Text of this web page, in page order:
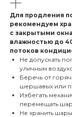
Для продления
рекомендуем
с закрытыми
влажностью до
потоков
Не допускать
уличным
Беречь от
шершавых или
Избегать
перемещать
Не хранить